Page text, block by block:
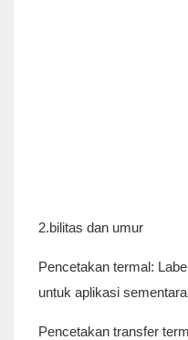
2.bilitas dan umur
Pencetakan termal:
untuk aplikasi
Pencetakan transfer